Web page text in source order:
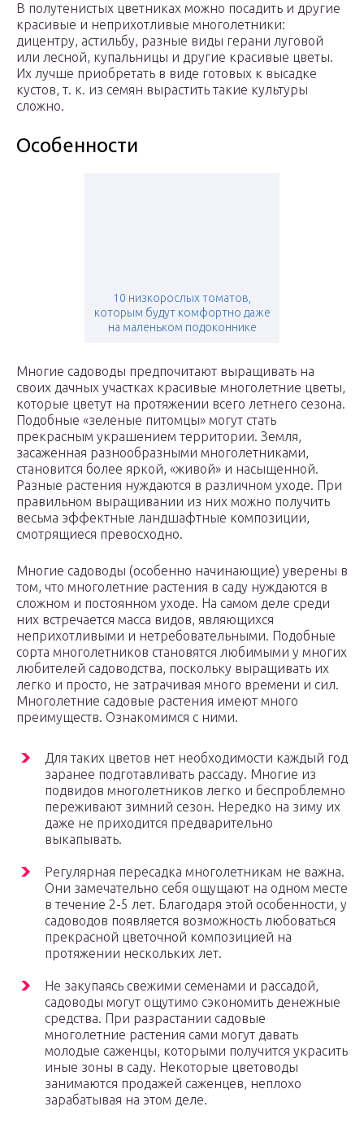
В полутенистых цветниках можно посадить и другие
красивые и неприхотливые многолетники:
дицентру, астильбу, разные виды герани луговой
или лесной, купальницы и другие красивые цветы.
Их лучше приобретать в виде готовых к высадке
кустов, т. к. из семян вырастить такие культуры
сложно.
Особенности
10 низкорослых томатов,
которым будут комфортно даже
на маленьком подоконнике
Многие садоводы предпочитают выращивать на
своих дачных участках красивые многолетние цветы,
которые цветут на протяжении всего летнего сезона.
Подобные «зеленые питомцы» могут стать
прекрасным украшением территории. Земля,
засаженная разнообразными многолетниками,
становится более яркой, «живой» и насыщенной.
Разные растения нуждаются в различном уходе. При
правильном выращивании из них можно получить
весьма эффектные ландшафтные композиции,
смотрящиеся превосходно.
Многие садоводы (особенно начинающие) уверены в
том, что многолетние растения в саду нуждаются в
сложном и постоянном уходе. На самом деле среди
них встречается масса видов, являющихся
неприхотливыми и нетребовательными. Подобные
сорта многолетников становятся любимыми у многих
любителей садоводства, поскольку выращивать их
легко и просто, не затрачивая много времени и сил.
Многолетние садовые растения имеют много
преимуществ. Ознакомимся с ними.
Для таких цветов нет необходимости каждый год
заранее подготавливать рассаду. Многие из
подвидов многолетников легко и беспроблемно
переживают зимний сезон. Нередко на зиму их
даже не приходится предварительно
выкапывать.
Регулярная пересадка многолетникам не важна.
Они замечательно себя ощущают на одном месте
в течение 2-5 лет. Благодаря этой особенности, у
садоводов появляется возможность любоваться
прекрасной цветочной композицией на
протяжении нескольких лет.
Не закупаясь свежими семенами и рассадой,
садоводы могут ощутимо сэкономить денежные
средства. При разрастании садовые
многолетние растения сами могут давать
молодые саженцы, которыми получится украсить
иные зоны в саду. Некоторые цветоводы
занимаются продажей саженцев, неплохо
зарабатывая на этом деле.